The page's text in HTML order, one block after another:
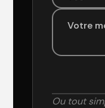
Ou tout